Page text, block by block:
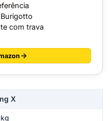
com trava
X